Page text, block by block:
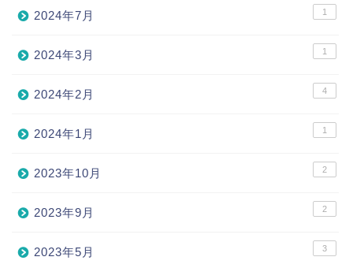
2024年7月 1
2024年3月 1
2024年2月 4
2024年1月 1
2023年10月 2
2023年9月 2
2023年5月 3